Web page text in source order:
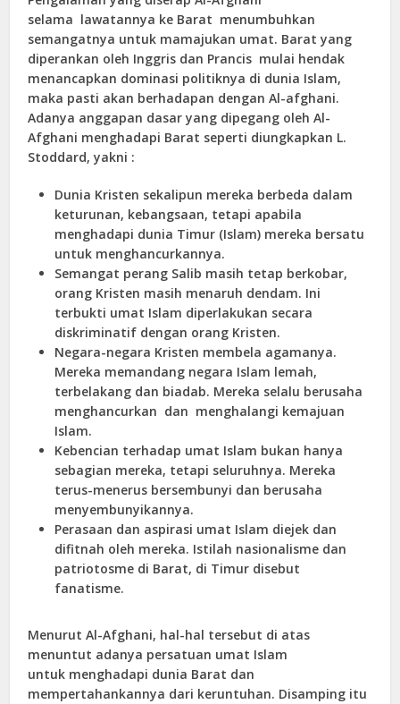
selama lawatannya ke Barat menumbuhkan
semangatnya untuk mamajukan umat. Barat yang
diperankan oleh Inggris dan Prancis mulai hendak
menancapkan dominasi politiknya di dunia Islam,
maka pasti akan berhadapan dengan Al-afghani.
Adanya anggapan dasar yang dipegang oleh Al-
Afghani menghadapi Barat seperti diungkapkan L.
Stoddard, yakni :
Dunia Kristen sekalipun mereka berbeda dalam
keturunan, kebangsaan, tetapi apabila
menghadapi dunia Timur (Islam) mereka bersatu
untuk menghancurkannya.
Semangat perang Salib masih tetap berkobar,
orang Kristen masih menaruh dendam. Ini
terbukti umat Islam diperlakukan secara
diskriminatif dengan orang Kristen.
Negara-negara Kristen membela agamanya.
Mereka memandang negara Islam lemah,
terbelakang dan biadab. Mereka selalu berusaha
menghancurkan dan menghalangi kemajuan
Islam.
Kebencian terhadap umat Islam bukan hanya
sebagian mereka, tetapi seluruhnya. Mereka
terus-menerus bersembunyi dan berusaha
menyembunyikannya.
Perasaan dan aspirasi umat Islam diejek dan
difitnah oleh mereka. Istilah nasionalisme dan
patriotosme di Barat, di Timur disebut
fanatisme.
Menurut Al-Afghani, hal-hal tersebut di atas
menuntut adanya persatuan umat Islam
untuk menghadapi dunia Barat dan
mempertahankannya dari keruntuhan. Disamping itu